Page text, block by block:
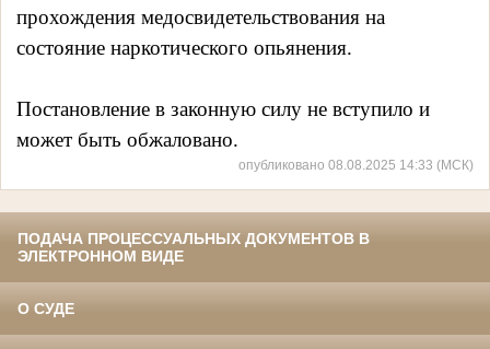
прохождения медосвидетельствования на
состояние наркотического опьянения.
Постановление в законную силу не вступило и
может быть обжаловано.
опубликовано 08.08.2025 14:33 (МСК)
ПОДАЧА ПРОЦЕССУАЛЬНЫХ ДОКУМЕНТОВ В
ЭЛЕКТРОННОМ ВИДЕ
О СУДЕ